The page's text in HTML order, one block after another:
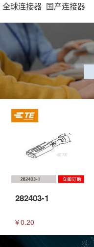
全球连接器 国产连接器
282403-1
￥0.20